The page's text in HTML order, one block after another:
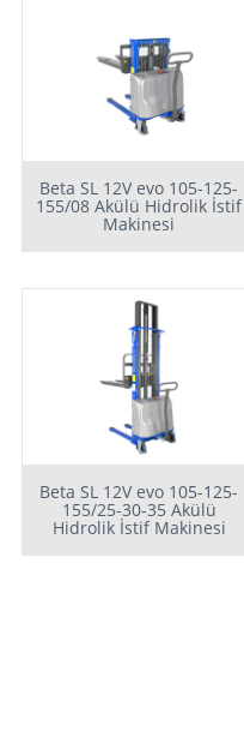
Beta SL 12V evo 105-125-
155/08 Akülü Hidrolik İstif
Makinesi
Beta SL 12V evo 105-125-
155/25-30-35 Akülü
Hidrolik İstif Makinesi